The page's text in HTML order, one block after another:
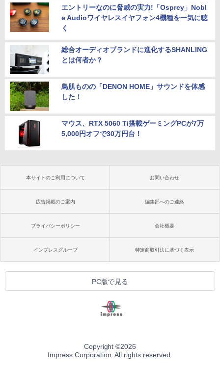
エントリーなのに脅威の実力!「Osprey」Nobl
e Audioワイヤレスイヤフォン4機種を一気に聴
く
総合オーディオブランドに進化するSHANLING
とは何者か？
鳥肌ものの「DENON HOME」サウンドを体感
した！
マウス、RTX 5060 Ti搭載ゲーミングPCが7万
5,000円オフで30万円台！
本サイトのご利用について お問い合わせ
広告掲載のご案内 編集部へのご連絡
プライバシーポリシー 会社概要
インプレスグループ 特定商取引法に基づく表示
PC版で見る
Copyright ©2026
Impress Corporation. All rights reserved.